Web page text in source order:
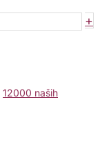
+
12000 naših